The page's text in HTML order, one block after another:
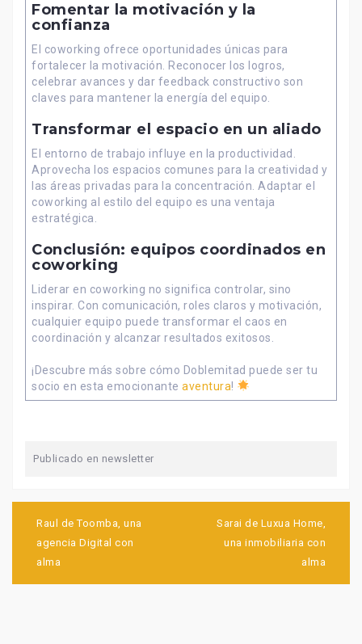
Fomentar la motivación y la
confianza
El coworking ofrece oportunidades únicas para
fortalecer la motivación. Reconocer los logros,
celebrar avances y dar feedback constructivo son
claves para mantener la energía del equipo.
Transformar el espacio en un aliado
El entorno de trabajo influye en la productividad.
Aprovecha los espacios comunes para la creatividad y
las áreas privadas para la concentración. Adaptar el
coworking al estilo del equipo es una ventaja
estratégica.
Conclusión: equipos coordinados en
coworking
Liderar en coworking no significa controlar, sino
inspirar. Con comunicación, roles claros y motivación,
cualquier equipo puede transformar el caos en
coordinación y alcanzar resultados exitosos.
¡Descubre más sobre cómo Doblemitad puede ser tu
socio en esta emocionante aventura!
Publicado en newsletter
entradas
Raul de Toomba, una
agencia Digital con
alma
Sarai de Luxua Home,
una inmobiliaria con
alma